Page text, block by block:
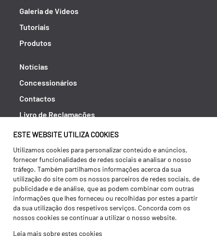
ESTE WEBSITE UTILIZA COOKIES
Utilizamos cookies para personalizar conteúdo e anúncios,
fornecer funcionalidades de redes sociais e analisar o nosso
tráfego. Também partilhamos informações acerca da sua
utilização do site com os nossos parceiros de redes sociais, de
publicidade e de análise, que as podem combinar com outras
informações que lhes forneceu ou recolhidas por estes a partir
da sua utilização dos respetivos serviços. Concorda com os
nossos cookies se continuar a utilizar o nosso website.
Leia mais sobre estes cookies
Galeria de Vídeos
Tutoriais
Produtos
Notícias
Concessionários
Contactos
Livro de Reclamações
Política de Privacidade
Canal de Denúncias (RGPC)
Termos e condições